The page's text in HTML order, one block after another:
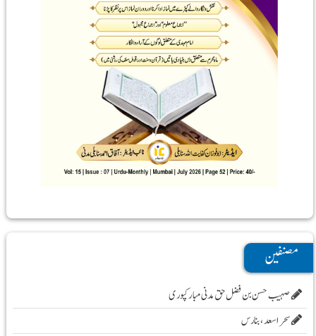
مصنفین
صہیب حسن بن فضل حق مدنی مبارکپوری
سحر اسعد ،بنارس